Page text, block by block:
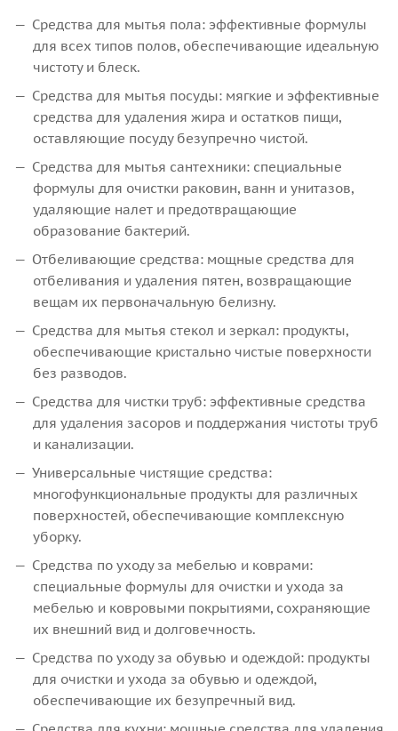
Средства для мытья пола: эффективные формулы
для всех типов полов, обеспечивающие идеальную
чистоту и блеск.
Средства для мытья посуды: мягкие и эффективные
средства для удаления жира и остатков пищи,
оставляющие посуду безупречно чистой.
Средства для мытья сантехники: специальные
формулы для очистки раковин, ванн и унитазов,
удаляющие налет и предотвращающие
образование бактерий.
Отбеливающие средства: мощные средства для
отбеливания и удаления пятен, возвращающие
вещам их первоначальную белизну.
Средства для мытья стекол и зеркал: продукты,
обеспечивающие кристально чистые поверхности
без разводов.
Средства для чистки труб: эффективные средства
для удаления засоров и поддержания чистоты труб
и канализации.
Универсальные чистящие средства:
многофункциональные продукты для различных
поверхностей, обеспечивающие комплексную
уборку.
Средства по уходу за мебелью и коврами:
специальные формулы для очистки и ухода за
мебелью и ковровыми покрытиями, сохраняющие
их внешний вид и долговечность.
Средства по уходу за обувью и одеждой: продукты
для очистки и ухода за обувью и одеждой,
обеспечивающие их безупречный вид.